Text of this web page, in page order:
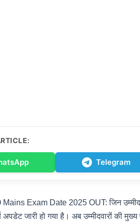
Telegram
Exam Date 2025 OUT: जिन
अपडेट जारी हो गया है। अब उम्मीदवारों की